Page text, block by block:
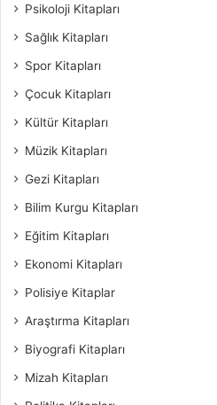
Psikoloji Kitapları
Sağlık Kitapları
Spor Kitapları
Çocuk Kitapları
Kültür Kitapları
Müzik Kitapları
Gezi Kitapları
Bilim Kurgu Kitapları
Eğitim Kitapları
Ekonomi Kitapları
Polisiye Kitaplar
Araştırma Kitapları
Biyografi Kitapları
Mizah Kitapları